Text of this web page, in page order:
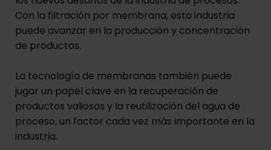
Con la filtración por membrana, esta industria
puede avanzar en la producción y concentración
de productos.
La tecnología de membranas también puede
jugar un papel clave en la recuperación de
productos valiosos y la reutilización del agua de
proceso, un factor cada vez más importante en la
industria.